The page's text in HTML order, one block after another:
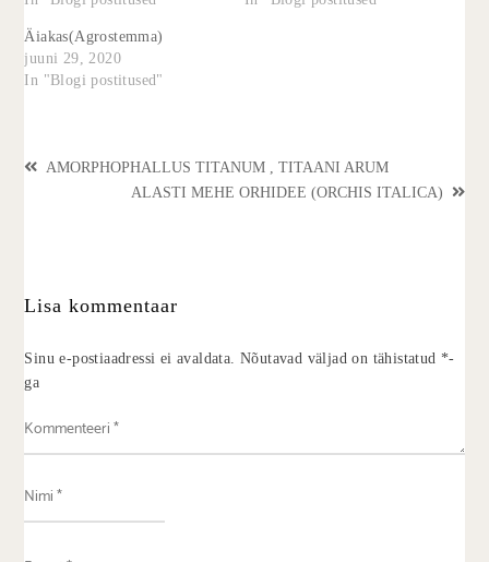
Äiakas(Agrostemma)
juuni 29, 2020
In "Blogi postitused"
AMORPHOPHALLUS TITANUM , TITAANI ARUM
ALASTI MEHE ORHIDEE (ORCHIS ITALICA)
Lisa kommentaar
Sinu e-postiaadressi ei avaldata. Nõutavad väljad on tähistatud *-
ga